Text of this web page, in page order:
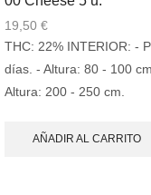
19,50 €
THC: 22% INTERIOR: -
días. - Altura: 80 - 100
Altura: 200 - 250 cm.
AÑADIR AL CARRITO